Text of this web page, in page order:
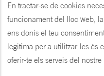
En tractar-se de cookies
funcionament del lloc web,
ens donis el teu
legitima per a utilitzar-les és
oferir-te els serveis del